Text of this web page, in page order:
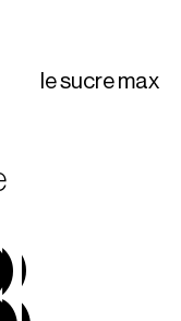
le sucre max